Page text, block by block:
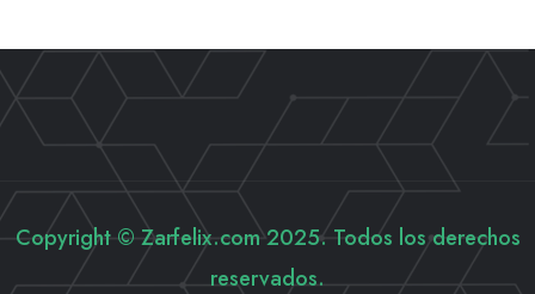
Copyright © Zarfelix.com 2025. Todos los derechos
reservados.